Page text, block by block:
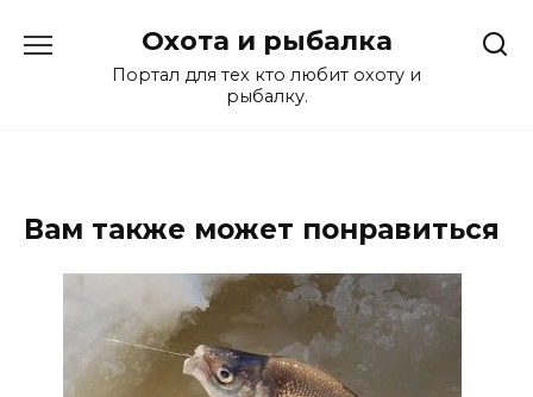
содержанию
Охота и рыбалка
Портал для тех кто любит охоту и
рыбалку.
Вам также может понравиться